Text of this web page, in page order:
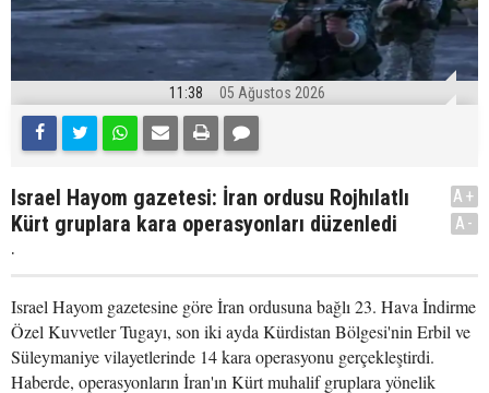
11:38 05 Ağustos 2026
Israel Hayom gazetesi: İran ordusu Rojhılatlı
Kürt gruplara kara operasyonları düzenledi
.
A+
A-
Israel Hayom gazetesine göre İran ordusuna bağlı 23. Hava İndirme
Özel Kuvvetler Tugayı, son iki ayda Kürdistan Bölgesi'nin Erbil ve
Süleymaniye vilayetlerinde 14 kara operasyonu gerçekleştirdi.
Haberde, operasyonların İran'ın Kürt muhalif gruplara yönelik